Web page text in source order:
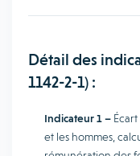
Détail des
1142-2-1) :
Indicateur 1 –
et les hommes,